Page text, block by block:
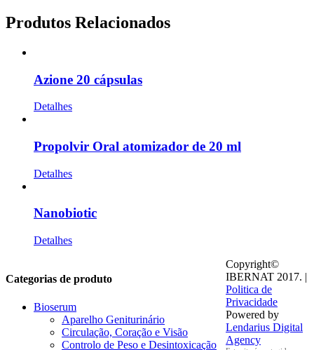
Produtos Relacionados
Azione 20 cápsulas
Detalhes
Propolvir Oral atomizador de 20 ml
Detalhes
Nanobiotic
Detalhes
Categorias de produto
Bioserum
Aparelho Geniturinário
Circulação, Coração e Visão
Controlo de Peso e Desintoxicação
Copyright©
IBERNAT 2017. |
Politica de
Privacidade
Powered by
Lendarius Digital
Agency